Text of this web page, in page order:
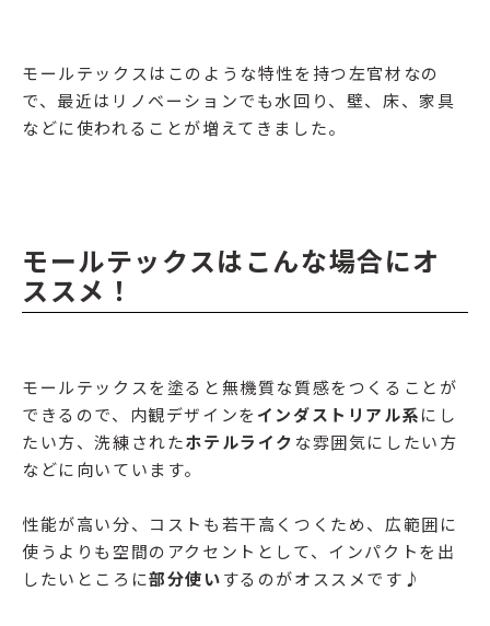
モールテックスはこのような特性を持つ左官材なの
で、最近はリノベーションでも水回り、壁、床、家具
などに使われることが増えてきました。
モールテックスはこんな場合にオ
ススメ！
モールテックスを塗ると無機質な質感をつくることが
できるので、内観デザインを インダストリアル系にし
たい方、洗練されたホテルライク な雰囲気にしたい方
などに向いています。
性能が高い分、コストも若干高くつくため、広範囲に
使うよりも空間のアクセントとして、インパクトを出
したいところに部分使いするのがオススメです♪